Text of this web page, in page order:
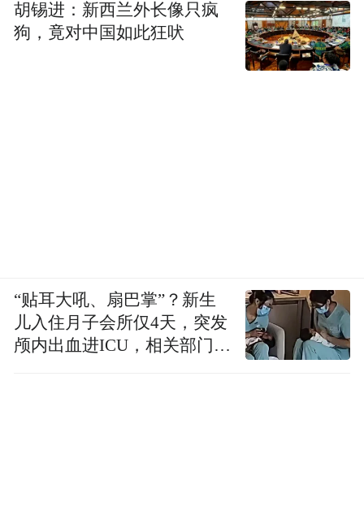
胡锡进：新西兰外长像只疯
狗，竟对中国如此狂吠
“贴耳大吼、扇巴掌”？新生
儿入住月子会所仅4天，突发
颅内出血进ICU，相关部门已